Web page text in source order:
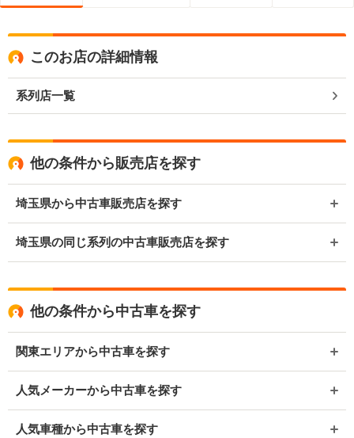
このお店の詳細情報
系列店一覧
他の条件から販売店を探す
埼玉県から中古車販売店を探す
埼玉県の同じ系列の中古車販売店を探す
他の条件から中古車を探す
関東エリアから中古車を探す
人気メーカーから中古車を探す
人気車種から中古車を探す